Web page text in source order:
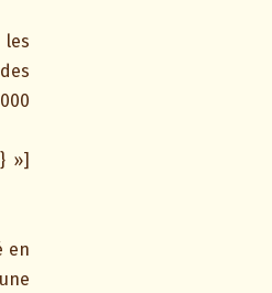
les
»]
en